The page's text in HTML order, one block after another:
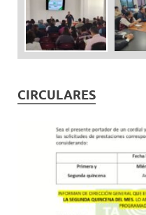
CIRCULARES